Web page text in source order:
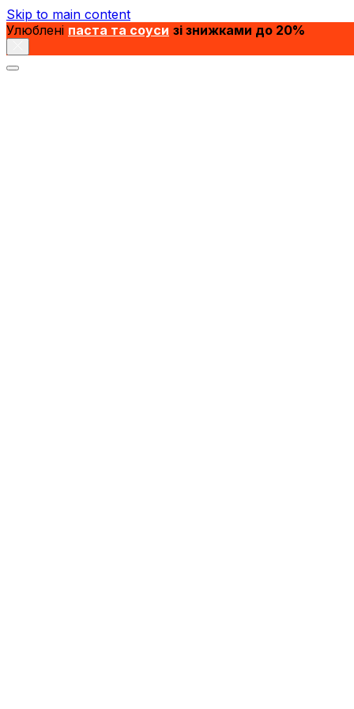
Skip to main content
Улюблені паста та соуси зі знижками до 20%